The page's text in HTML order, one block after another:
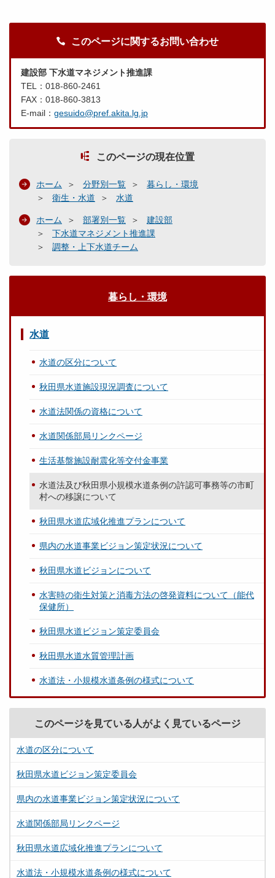
このページに関するお問い合わせ
建設部 下水道マネジメント推進課
TEL：018-860-2461
FAX：018-860-3813
E-mail： gesuido@pref.akita.lg.jp
このページの現在位置
ホーム 分野別一覧
暮らし・環境
衛生・水道
水道
ホーム 部署別一覧
建設部
下水道マネジメント推進課
調整・上下水道チーム
暮らし・環境
水道
水道の区分について
秋田県水道施設現況調査について
水道法関係の資格について
水道関係部局リンクページ
生活基盤施設耐震化等交付金事業
水道法及び秋田県小規模水道条例の許認可事務等の市町
村への移譲について
秋田県水道広域化推進プランについて
県内の水道事業ビジョン策定状況について
秋田県水道ビジョンについて
水害時の衛生対策と消毒方法の啓発資料について（能代
保健所）
秋田県水道ビジョン策定委員会
秋田県水道水質管理計画
水道法・小規模水道条例の様式について
このページを見ている人がよく見ているページ
水道の区分について
秋田県水道ビジョン策定委員会
県内の水道事業ビジョン策定状況について
水道関係部局リンクページ
秋田県水道広域化推進プランについて
水道法・小規模水道条例の様式について